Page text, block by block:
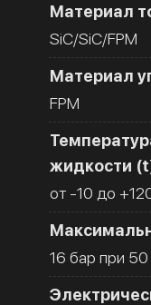
Материал
SiC/SiC/FPM
Материал
FPM
жидкости
от -10 до
16 бар при 50